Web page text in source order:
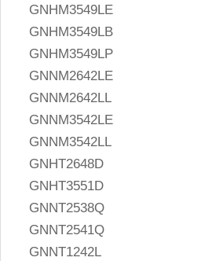
GNHM3549LE
GNHM3549LB
GNHM3549LP
GNNM2642LE
GNNM2642LL
GNNM3542LE
GNNM3542LL
GNHT2648D
GNHT3551D
GNNT2538Q
GNNT2541Q
GNNT1242L